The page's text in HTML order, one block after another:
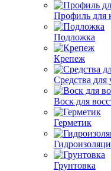
Профиль для
Подложка
Крепеж
Средства для
Воск для
Герметик
Грунтовка